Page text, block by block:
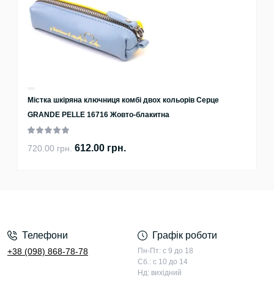
Містка шкіряна ключниця комбі двох кольорів Серце
GRANDE PELLE 16716 Жовто-блакитна
720.00 грн. 612.00 грн.
Телефони
+38 (098) 868-78-78
Графік роботи
Пн-Пт: с 9 до 18
Сб.: с 10 до 14
Нд: вихідний